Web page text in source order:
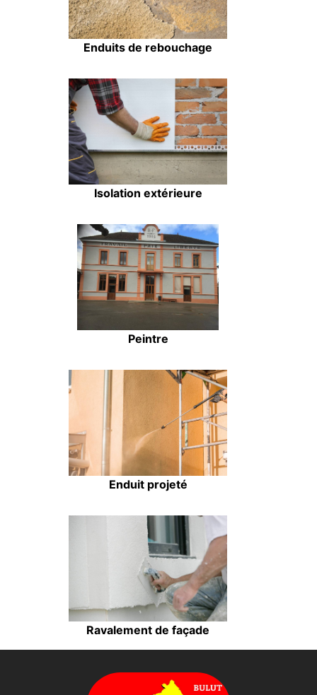
Enduits de rebouchage
Isolation extérieure
Peintre
Enduit projeté
Ravalement de façade